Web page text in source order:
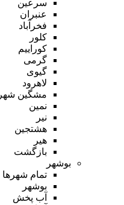
سرعین
عنبران
فخرآباد
کلور
کوراییم
گرمی
گیوی
لاهرود
مشگین شهر
نمین
نیر
هشتجین
هیر
بازگشت
بوشهر
تمام شهر‌ها
بوشهر
آب پخش